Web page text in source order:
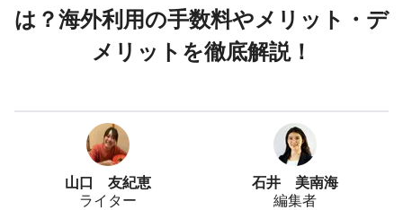
は？海外利用の手数料やメリット・デ
メリットを徹底解説！
山口 友紀恵
ライター
石井 美南海
編集者